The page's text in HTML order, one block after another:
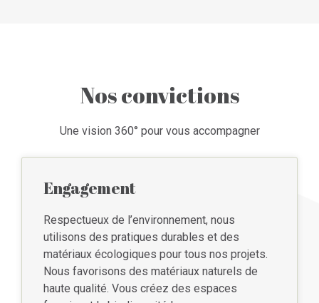
Nos convictions
Une vision 360° pour vous accompagner
Engagement
Respectueux de l’environnement, nous
utilisons des pratiques durables et des
matériaux écologiques pour tous nos projets.
Nous favorisons des matériaux naturels de
haute qualité. Vous créez des espaces